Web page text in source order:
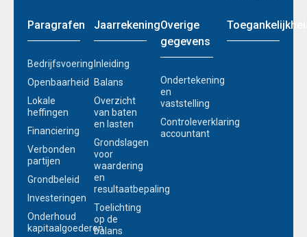
Paragrafen
Bedrijfsvoering
Openbaarheid
Lokale
heffingen
Financiering
Verbonden
partijen
Grondbeleid
Investeringen
Onderhoud
kapitaalgoederen
Jaarrekening
Inleiding
Balans
Overzicht
van baten
en lasten
Grondslagen
voor
waardering
en
resultaatbepaling
Toelichting
op de
balans
Overige
gegevens
Ondertekening
en
vaststelling
Controleverklaring
accountant